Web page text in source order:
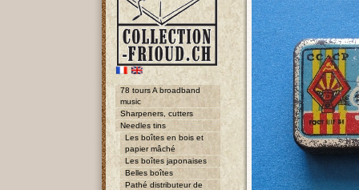
78 tours A broadband
music
Sharpeners, cutters
Needles tins
Les boîtes en bois et
papier mâché
Les boîtes japonaises
Belles boîtes
Pathé distributeur de